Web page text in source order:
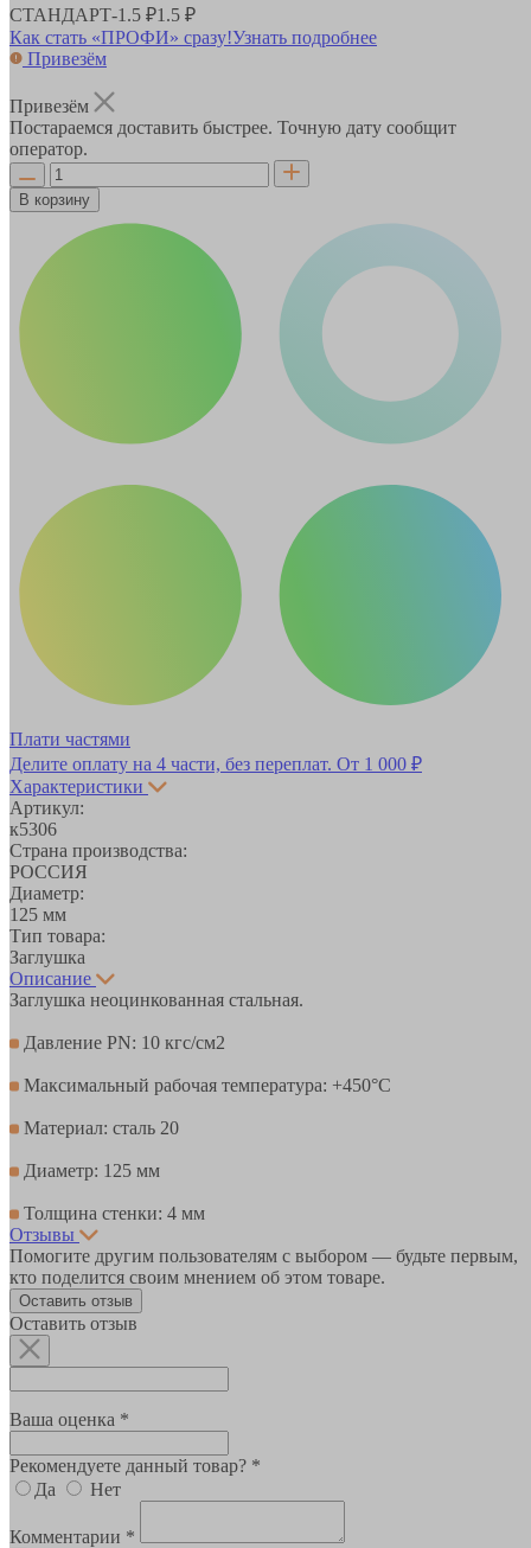
СТАНДАРТ-1.5 ₽1.5 ₽
Как стать «ПРОФИ» сразу!Узнать подробнее
Привезём
Привезём
Постараемся доставить быстрее. Точную дату сообщит
оператор.
В корзину
Плати частями
Делите оплату на 4 части, без переплат. От 1 000 ₽
Характеристики
Артикул:
к5306
Страна производства:
РОССИЯ
Диаметр:
125 мм
Тип товара:
Заглушка
Описание
Заглушка неоцинкованная стальная.
Давление PN: 10 кгс/см2
Максимальный рабочая температура: +450°С
Материал: сталь 20
Диаметр: 125 мм
Толщина стенки: 4 мм
Отзывы
Помогите другим пользователям с выбором — будьте первым,
кто поделится своим мнением об этом товаре.
Оставить отзыв
Оставить отзыв
Ваша оценка *
Рекомендуете данный товар? *
Да
Нет
Комментарии *